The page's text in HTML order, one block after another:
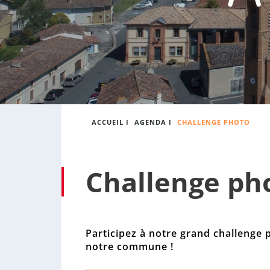
s
o
n
e
ACCUEIL I AGENDA I CHALLENGE PHOTO
Challenge
Participez à notre grand
notre commune !